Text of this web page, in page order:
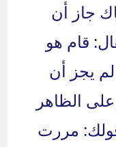
جاز أن
قام هو
يجز أن
الظاهر
قولك: مررت